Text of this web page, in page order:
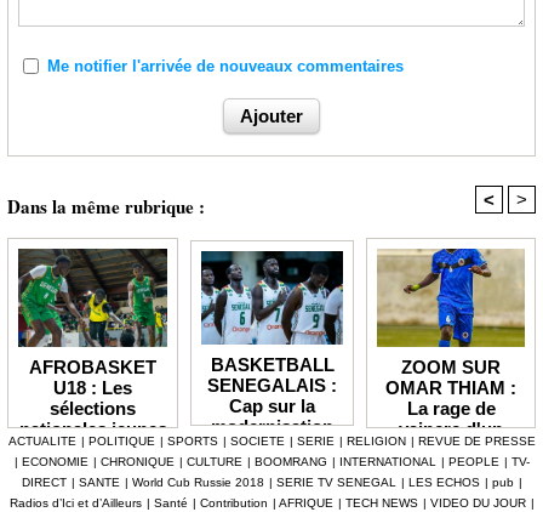
Me notifier l'arrivée de nouveaux commentaires
Dans la même rubrique : < >
AFROBASKET
U18 : Les
sélections
nationales jeunes
du Sénégal
débutent leur
quête
BASKETBALL
SENEGALAIS :
Cap sur la
modernisation
et le
renforcement
des
ZOOM SUR
OMAR THIAM :
La rage de
vaincre d'un
enfant de Gorée
ACTUALITE | POLITIQUE | SPORTS | SOCIETE | SERIE | RELIGION | REVUE DE PRESSE
| ECONOMIE | CHRONIQUE | CULTURE | BOOMRANG | INTERNATIONAL | PEOPLE | TV-
DIRECT | SANTE | World Cub Russie 2018 | SERIE TV SENEGAL | LES ECHOS | pub |
Radios d’Ici et d’Ailleurs | Santé | Contribution | AFRIQUE | TECH NEWS | VIDEO DU JOUR |